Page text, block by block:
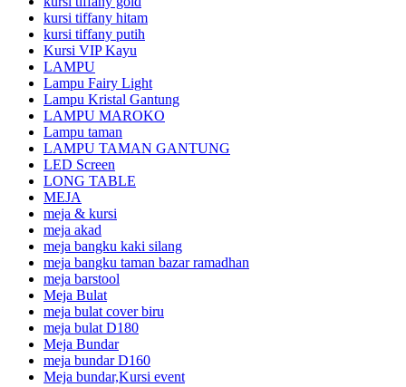
kursi tiffany hitam
kursi tiffany putih
Kursi VIP Kayu
LAMPU
Lampu Fairy Light
Lampu Kristal Gantung
LAMPU MAROKO
Lampu taman
LAMPU TAMAN GANTUNG
LED Screen
LONG TABLE
MEJA
meja & kursi
meja akad
meja bangku kaki silang
meja bangku taman bazar ramadhan
meja barstool
Meja Bulat
meja bulat cover biru
meja bulat D180
Meja Bundar
meja bundar D160
Meja bundar,Kursi event